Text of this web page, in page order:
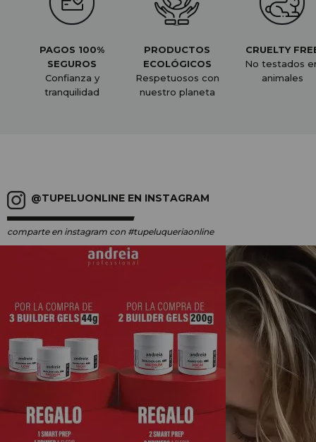
PAGOS 100%
SEGUROS
Confianza y
tranquilidad
PRODUCTOS
ECOLÓGICOS
Respetuosos con
nuestro planeta
CRUELTY
No testados
animales
@TUPELUONLINE EN INSTAGRAM
comparte en instagram con #tupeluqueriaonline